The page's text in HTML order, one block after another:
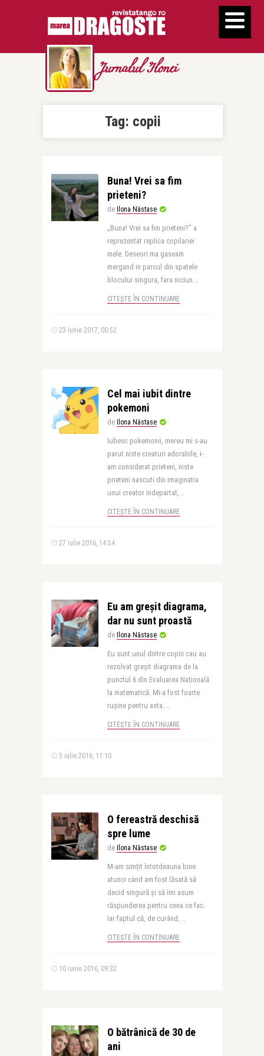
Jurnalul Ilonei
Tag: copii
Buna! Vrei sa fim
prieteni?
de Ilona Năstase
„Buna! Vrei sa fim prieteni?” a
reprezentat replica copilariei
mele. Deseori ma gaseam
mergand in parcul din spatele
blocului singura, fara niciun ..
CITEȘTE ÎN CONTINUARE
23 iunie 2017, 00:52
Cel mai iubit dintre
pokemoni
de Ilona Năstase
Iubesc pokemonii, mereu mi s-au
parut niste creaturi adorabile, i-
am considerat prieteni, niste
prieteni nascuti din imaginatia
unui creator indepartat, ..
CITEȘTE ÎN CONTINUARE
27 iulie 2016, 14:54
Eu am greșit diagrama,
dar nu sunt proastă
de Ilona Năstase
Eu sunt unul dintre copiii cau au
rezolvat greșit diagrama de la
punctul 6 din Evaluarea Națională
la matematică. Mi-a fost foarte
rușine pentru asta. ..
CITEȘTE ÎN CONTINUARE
3 iulie 2016, 11:10
O fereastră deschisă
spre lume
de Ilona Năstase
M-am simțit întotdeauna bine
atunci când am fost lăsată să
decid singură și să îmi asum
răspunderea pentru ceea ce fac.
Iar faptul că, de curând, ..
CITEȘTE ÎN CONTINUARE
10 iunie 2016, 09:32
O bătrânică de 30 de
ani